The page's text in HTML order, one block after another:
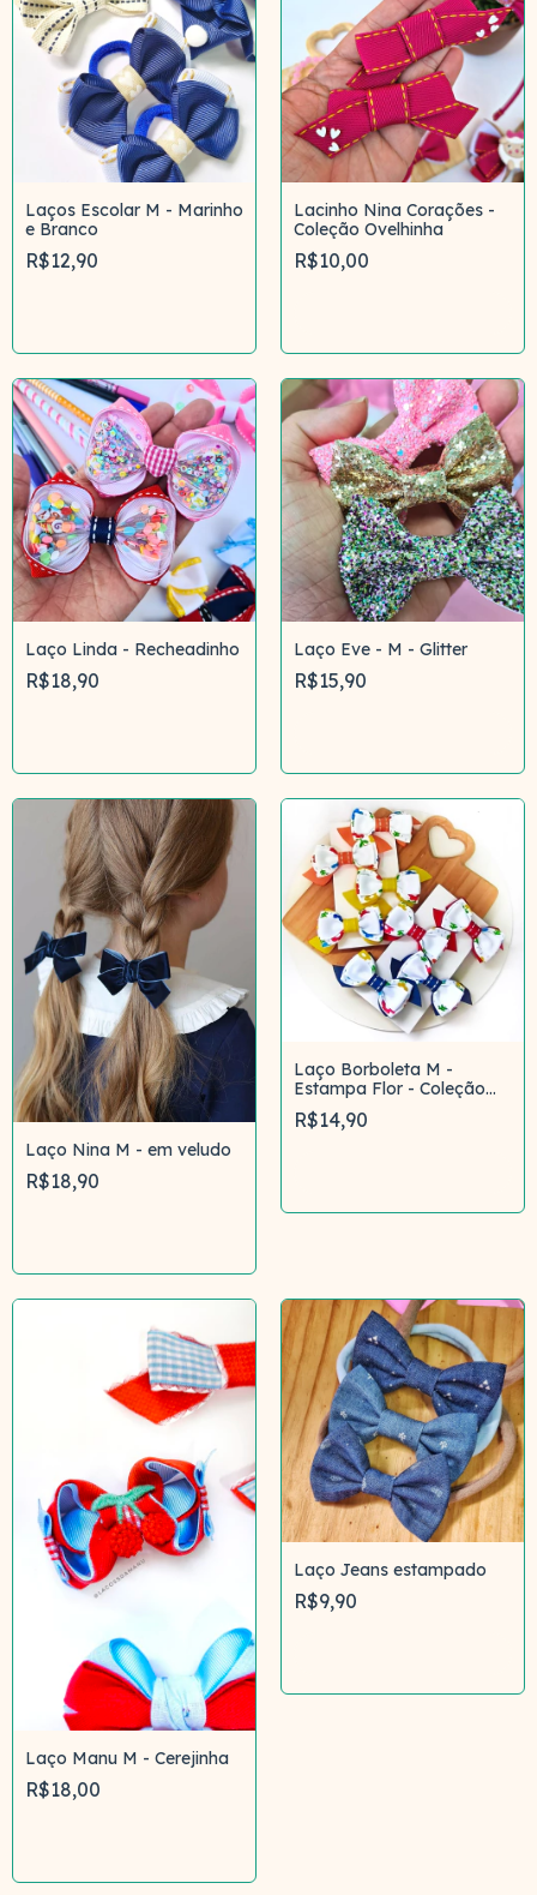
Laços Escolar M - Marinho
e Branco
R$12,90
Lacinho Nina Corações -
Coleção Ovelhinha
R$10,00
Laço Linda - Recheadinho
R$18,90
Laço Eve - M - Glitter
R$15,90
Laço Nina M - em veludo
R$18,90
Laço Borboleta M -
Estampa Flor - Coleção
Escolar
R$14,90
Laço Manu M - Cerejinha
R$18,00
Laço Jeans estampado
R$9,90